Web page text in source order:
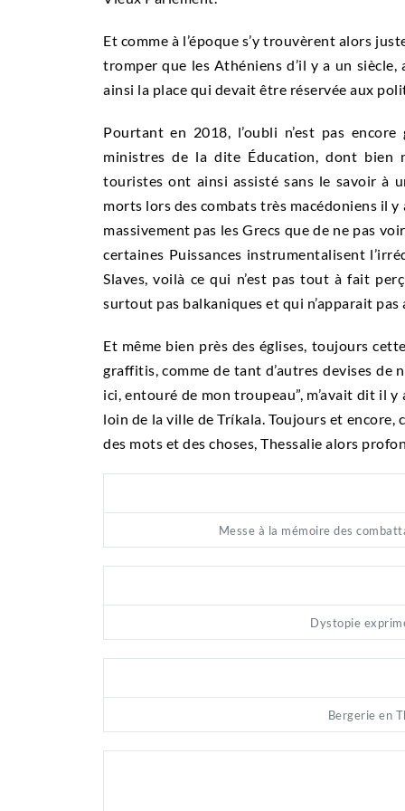
Et comme à l’époque s’y trouvèrent alors
tromper que les Athéniens d’il y a un
ainsi la place qui devait être réservée aux
Pourtant en 2018, l’oubli n’est pas
ministres de la dite Éducation, dont bien
touristes ont ainsi assisté sans le savoir à
morts lors des combats très macédoniens il
massivement pas les Grecs que de ne pas
certaines Puissances instrumentalisent
Slaves, voilà ce qui n’est pas tout à fait
surtout pas balkaniques et qui n’apparait pas
Et même bien près des églises, toujours
graffitis, comme de tant d’autres devises de
ici, entouré de mon troupeau”, m’avait dit il
loin de la ville de Tríkala. Toujours et encore,
des mots et des choses, Thessalie alors
Messe à la mémoire des
Dystopie
Bergerie en